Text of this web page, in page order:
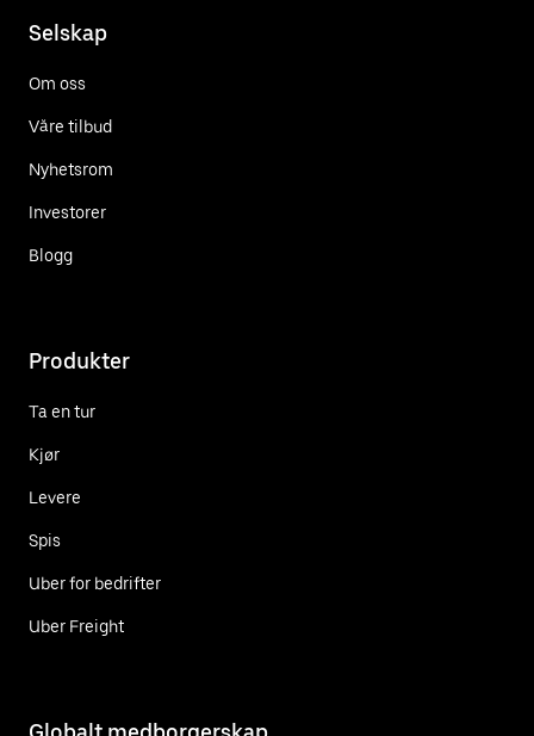
Selskap
Om oss
Våre tilbud
Nyhetsrom
Investorer
Blogg
Produkter
Ta en tur
Kjør
Levere
Spis
Uber for bedrifter
Uber Freight